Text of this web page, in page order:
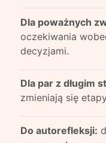
Dla poważnych
oczekiwania
decyzjami.
Dla par z długim
zmieniają się
Do autorefleksji: